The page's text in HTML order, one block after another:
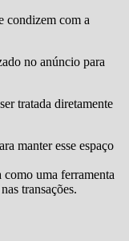
condizem com a
no anúncio para
tratada diretamente
manter esse espaço
uma ferramenta
transações.